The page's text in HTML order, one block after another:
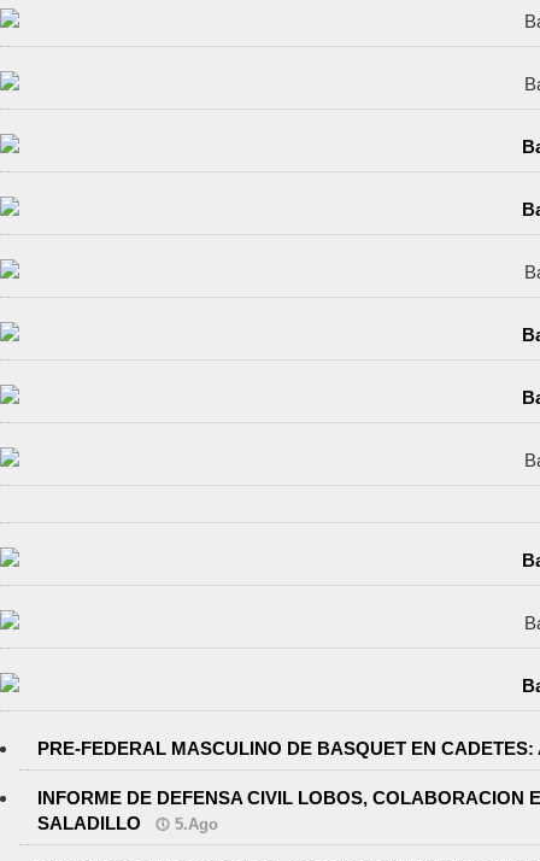
PRE-FEDERAL MASCULINO DE BASQUET EN
INFORME DE DEFENSA CIVIL LOBOS, COLABORACION
SALADILLO
5.Ago